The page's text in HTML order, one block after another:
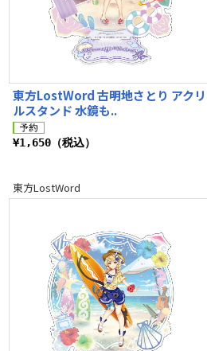
東方LostWord 古明地さとり アクリ
ルスタンド 水鏡も..
¥1,650（税込）
東方LostWord